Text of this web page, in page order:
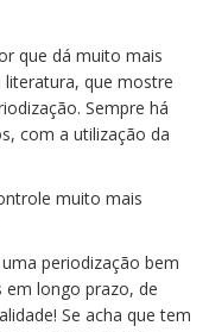
que dá muito mais
que mostre
Sempre há
com a utilização da
muito mais
periodização bem
em longo prazo, de
Se acha que tem